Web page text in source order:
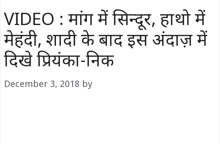
VIDEO : मांग में सिन्दूर, हाथो में
मेहंदी, शादी के बाद इस अंदाज़ में
दिखे प्रियंका-निक
December 3, 2018 by